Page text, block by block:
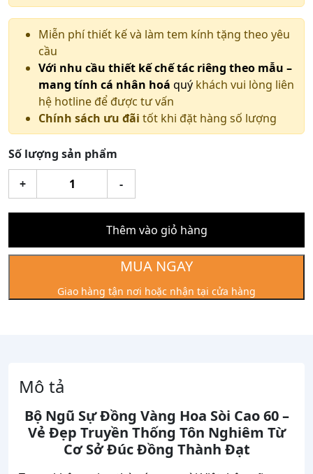
Miễn phí thiết kế và làm tem kính tặng theo yêu
cầu
Với nhu cầu thiết kế chế tác riêng theo mẫu –
mang tính cá nhân hoá quý khách vui lòng liên
hệ hotline để được tư vấn
Chính sách ưu đãi tốt khi đặt hàng số lượng
Số lượng sản phẩm
-
Ngũ
Sự
Vàng
Sòi
+
Thêm vào giỏ hàng
MUA NGAY
Giao hàng tận nơi hoặc nhận tại cửa hàng
Mô tả
Bộ Ngũ Sự Đồng Vàng Hoa Sòi Cao 60 –
Vẻ Đẹp Truyền Thống Tôn Nghiêm Từ
Cơ Sở Đúc Đồng Thành Đạt